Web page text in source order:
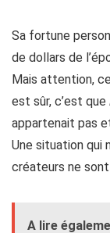
Sa fortune
de dollars de
Mais attention,
est sûr, c’est que
appartenait pas
Une situation qui
créateurs ne
A lire